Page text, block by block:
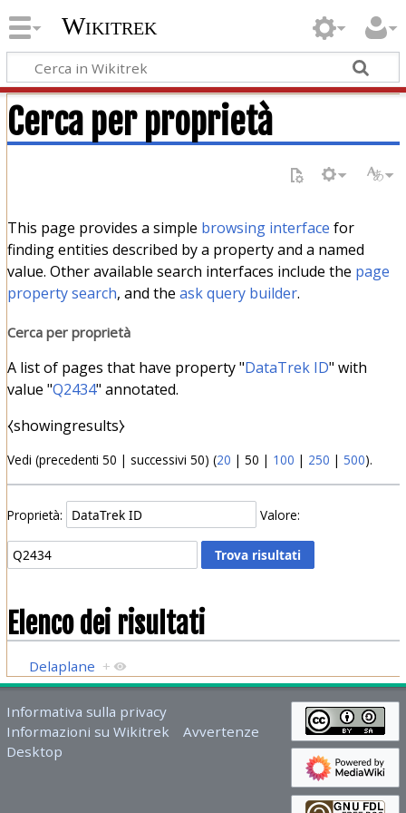
Wikitrek
Cerca per proprietà
This page provides a simple browsing interface for
finding entities described by a property and a named
value. Other available search interfaces include the page
property search, and the ask query builder.
Cerca per proprietà
A list of pages that have property "DataTrek ID" with
value "Q2434" annotated.
⧼showingresults⧽
Vedi (precedenti 50 | successivi 50) (20 | 50 | 100 | 250 | 500).
Proprietà: Valore:
Elenco dei risultati
Delaplane +
Informativa sulla privacy
Informazioni su Wikitrek
Avvertenze
Desktop